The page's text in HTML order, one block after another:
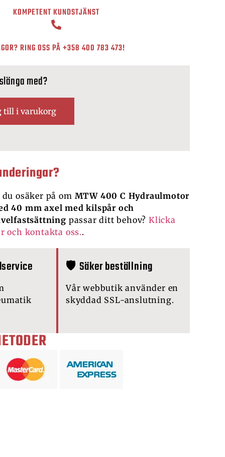
KOMPETENT KUNDSTJÄNST
RING OSS PÅ+358 400 783 473!
med?
till i varukorg
du osäker på om MTW 400 C Hydraulmotor
40 mm axel med kilspår och
passar ditt behov? Klicka
och kontakta oss..
🛡️ Säker beställning
Vår webbutik använder en
skyddad SSL-anslutning.